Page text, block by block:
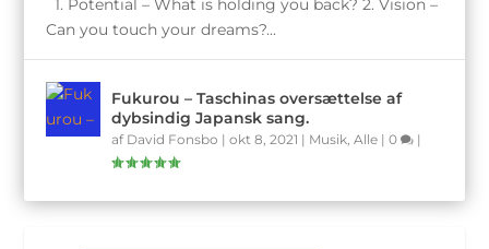
1. Potential – What is holding you back? 2. Vision –
Can you touch your dreams?...
Fukurou – Taschinas oversættelse af
dybsindig Japansk sang.
af David Fonsbo |okt 8, 2021 | Musik ,Alle |0 |